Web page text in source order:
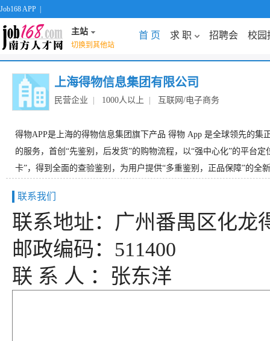
Job168 APP
主站
切换到其他站
首 页 求 职 招聘会 校园
上海得物信息集团有限公司
民营企业 1000人以上 互联网/电子商务
得物APP是上海的得物信息集团旗下产品 得物 App 是全球领先的
的服务，首创“先鉴别，后发货”的购物流程，以“强中心化”的平台
卡”，得到全面的查验鉴别，为用户提供“多重鉴别，正品保障”的
联系我们
联系地址：广州番禺区化龙
邮政编码：511400
联 系 人 ：张东洋